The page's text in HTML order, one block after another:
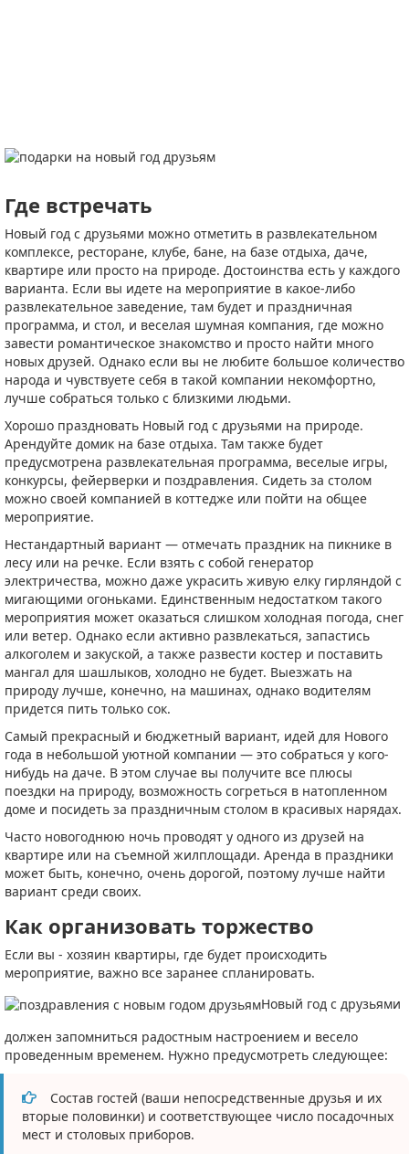
Где встречать
Новый год с друзьями можно отметить в развлекательном
комплексе, ресторане, клубе, бане, на базе отдыха, даче,
квартире или просто на природе. Достоинства есть у каждого
варианта. Если вы идете на мероприятие в какое-либо
развлекательное заведение, там будет и праздничная
программа, и стол, и веселая шумная компания, где можно
завести романтическое знакомство и просто найти много
новых друзей. Однако если вы не любите большое количество
народа и чувствуете себя в такой компании некомфортно,
лучше собраться только с близкими людьми.
Хорошо праздновать Новый год с друзьями на природе.
Арендуйте домик на базе отдыха. Там также будет
предусмотрена развлекательная программа, веселые игры,
конкурсы, фейерверки и поздравления. Сидеть за столом
можно своей компанией в коттедже или пойти на общее
мероприятие.
Нестандартный вариант — отмечать праздник на пикнике в
лесу или на речке. Если взять с собой генератор
электричества, можно даже украсить живую елку гирляндой с
мигающими огоньками. Единственным недостатком такого
мероприятия может оказаться слишком холодная погода, снег
или ветер. Однако если активно развлекаться, запастись
алкоголем и закуской, а также развести костер и поставить
мангал для шашлыков, холодно не будет. Выезжать на
природу лучше, конечно, на машинах, однако водителям
придется пить только сок.
Самый прекрасный и бюджетный вариант, идей для Нового
года в небольшой уютной компании — это собраться у кого-
нибудь на даче. В этом случае вы получите все плюсы
поездки на природу, возможность согреться в натопленном
доме и посидеть за праздничным столом в красивых нарядах.
Часто новогоднюю ночь проводят у одного из друзей на
квартире или на съемной жилплощади. Аренда в праздники
может быть, конечно, очень дорогой, поэтому лучше найти
вариант среди своих.
Как организовать торжество
Если вы - хозяин квартиры, где будет происходить
мероприятие, важно все заранее спланировать.
Новый год с друзьями
должен запомниться радостным настроением и весело
проведенным временем. Нужно предусмотреть следующее:
Состав гостей (ваши непосредственные друзья и их
вторые половинки) и соответствующее число посадочных
мест и столовых приборов.